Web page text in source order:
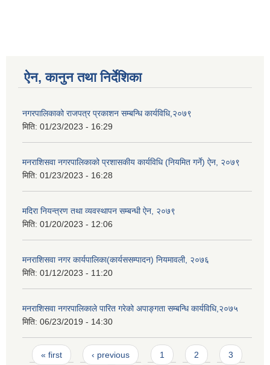
ऐन, कानुन तथा निर्देशिका
नगरपालिकाको राजपत्र प्रकाशन सम्बन्धि कार्यविधि,२०७९
मिति: 01/23/2023 - 16:29
मनराशिसवा नगरपालिकाको प्रशासकीय कार्यविधि (नियमित गर्ने) ऐन, २०७९
मिति: 01/23/2023 - 16:28
मदिरा नियन्त्रण तथा व्यवस्थापन सम्बन्धी ऐन, २०७९
मिति: 01/20/2023 - 12:06
मनराशिसवा नगर कार्यपालिका(कार्यससम्पादन) नियमावली, २०७६
मिति: 01/12/2023 - 11:20
मनराशिसवा नगरपालिकाले पारित गरेको अपाङ्गता सम्बन्धि कार्यविधि,२०७५
मिति: 06/23/2019 - 14:30
Pages
« first ‹ previous 1 2 3